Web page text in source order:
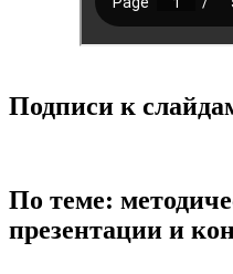
Подписи к
По теме:
презентации и